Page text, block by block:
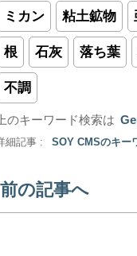
ミカン 粘土鉱物
根 石灰 落ち葉
不調
上のキーワード検索は
細記事 : SOY CMSのキー
前の記事へ